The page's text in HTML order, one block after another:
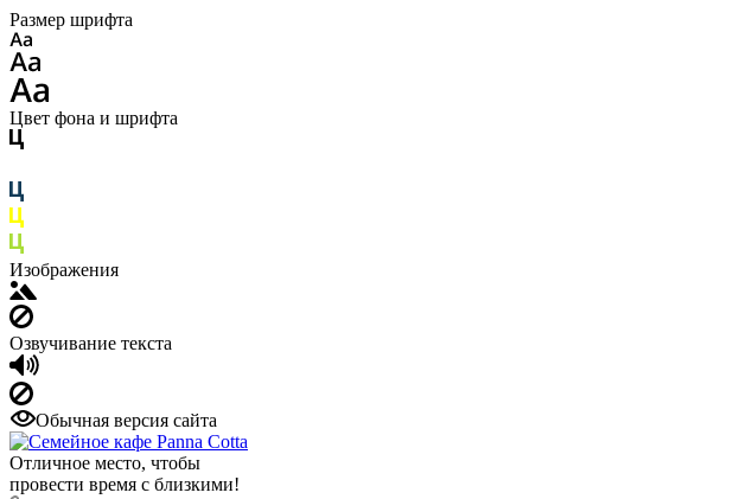
Размер шрифта
Цвет фона и шрифта
Изображения
Озвучивание текста
Обычная версия сайта
Отличное место, чтобы
провести время с близкими!